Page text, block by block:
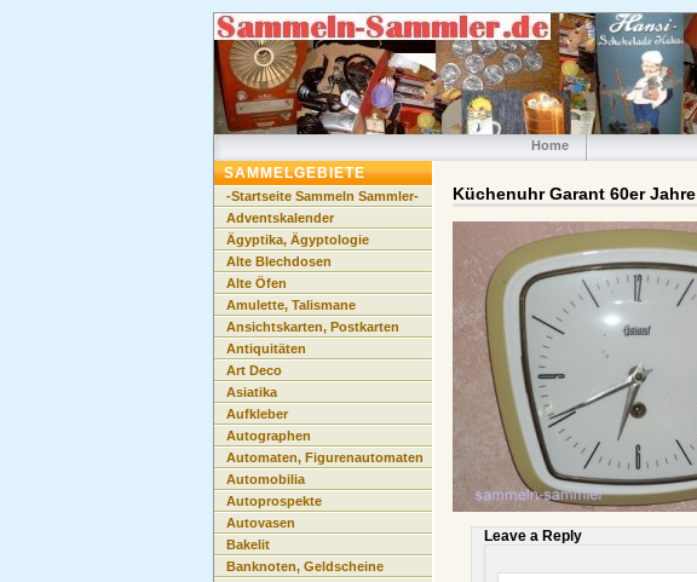
Home
Küchenuhr Garant 60er Jahre
Leave a Reply
SAMMELGEBIETE
-Startseite Sammeln Sammler-
Adventskalender
Ägyptika, Ägyptologie
Alte Blechdosen
Alte Öfen
Amulette, Talismane
Ansichtskarten, Postkarten
Antiquitäten
Art Deco
Asiatika
Aufkleber
Autographen
Automaten, Figurenautomaten
Automobilia
Autoprospekte
Autovasen
Bakelit
Banknoten, Geldscheine